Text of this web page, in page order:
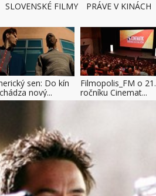
SLOVENSKÉ FILMY PRÁVE V KINÁCH
sen: Do kín
nový...
Filmopolis_FM o 21.
ročníku Cinemat...